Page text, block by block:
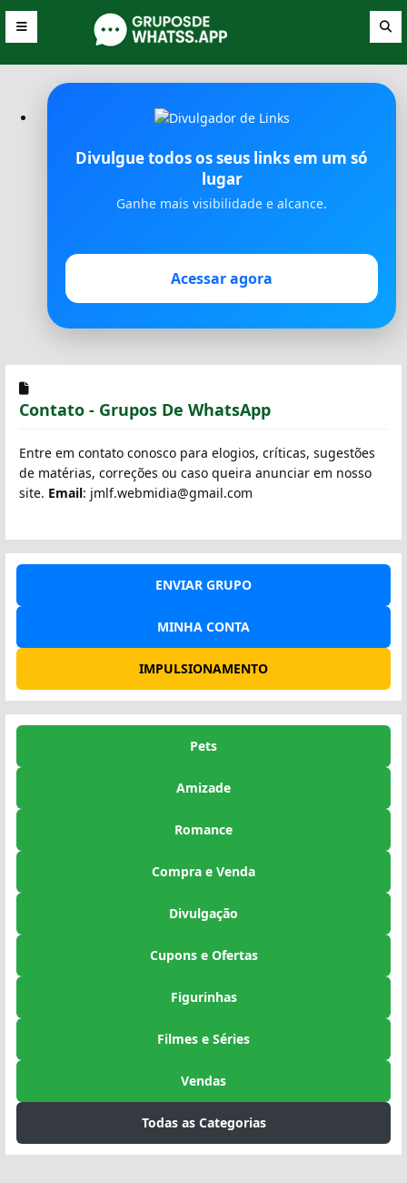
Divulgue todos os seus links em um só
lugar
Ganhe mais visibilidade e alcance.
Acessar agora
Contato - Grupos De WhatsApp
Entre em contato conosco para elogios, críticas, sugestões
de matérias, correções ou caso queira anunciar em nosso
site. Email: jmlf.webmidia@gmail.com
ENVIAR GRUPO
MINHA CONTA
IMPULSIONAMENTO
Pets
Amizade
Romance
Compra e Venda
Divulgação
Cupons e Ofertas
Figurinhas
Filmes e Séries
Vendas
Todas as Categorias